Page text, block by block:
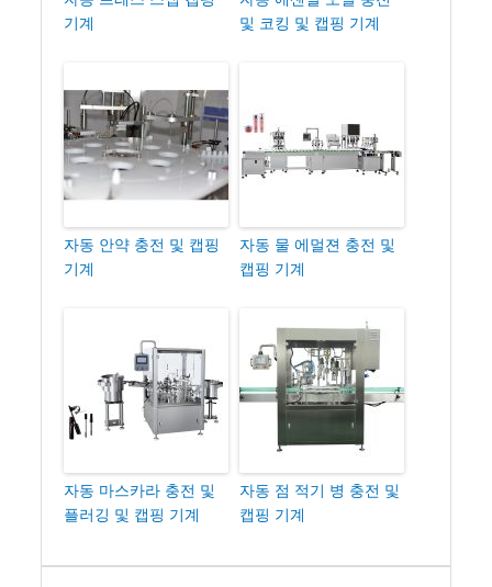
기계
및 코킹 및 캡핑 기계
자동 안약 충전 및 캡핑
기계
자동 물 에멀젼 충전 및
캡핑 기계
자동 마스카라 충전 및
플러깅 및 캡핑 기계
자동 점 적기 병 충전 및
캡핑 기계